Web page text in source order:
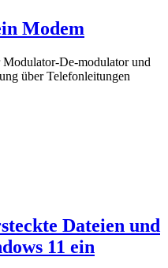
Modem
De-modulator und
über Telefonleitungen
Dateien und
11 ein